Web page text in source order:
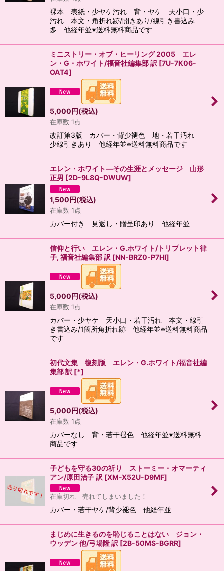
裸本 表紙・少ヤケ汚れ 背・ヤケ 天小口・少
汚れ 本文・角折れ跡/開きあり/線引き書込み
多 他経年並※送料無料商品です
ミニストリー・オブ・ヒーリング 2005 エレ
ン・G・ホワイト/福音社編集部 訳 [7U-7K06-
OAT4]
5,000円(税込)
在庫数 1点
改訂第3版 カバー・背少褪色 地・若干汚れ
少線引きあり 他経年並※送料無料商品です
エレン・ホワイト―その生涯とメッセージ 山形
正男 [2D-9L8Q-DWUW]
1,500円(税込)
在庫数 1点
カバー付き 見返し・贈呈印あり 他経年並
信仰と行い エレン・G.ホワイト/トリプレット律
子, 福音社編集部 訳 [NN-BRZ0-P7HI]
5,000円(税込)
在庫数 1点
カバー・少ヤケ 天小口・若干汚れ 本文・線引
き書込み/1箇所角折れ跡 他経年並※送料無料商品
です
初代文集 復刻版 エレン・G.ホワイト/福音社編
集部 訳 [*]
5,000円(税込)
在庫数 1点
カバーなし 背・若干褪色 他経年並※送料無料
商品です
子どもを守る30の祈り ストーミー・オマーティ
アン/原田治子 訳 [XM-X52U-D9MF]
在庫切れ 売れてしまいました！
カバー・若干ヤケ/背少褪色 他経年並
まじめに生きるのを恥じることはない ジョン・
ウッデン 他/弓場隆 訳 [2B-50MS-BGRR]